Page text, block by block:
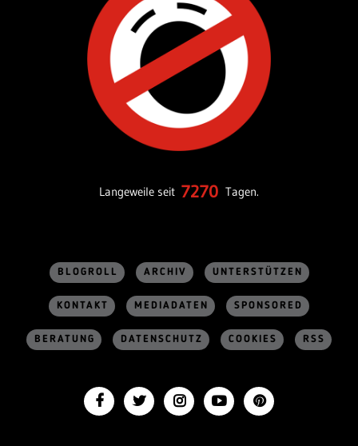
Langeweile seit 7270 Tagen.
BLOGROLL ARCHIV UNTERSTÜTZEN
KONTAKT MEDIADATEN SPONSORED
BERATUNG DATENSCHUTZ COOKIES RSS